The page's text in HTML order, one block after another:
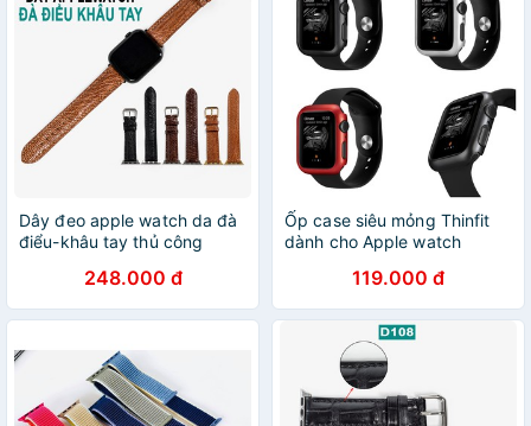
Dây đeo apple watch da đà
điểu-khâu tay thủ công
series 3 series 4 series 5-Bụi
leather
248.000 đ
Ốp case siêu mỏng Thinfit
dành cho Apple watch
119.000 đ